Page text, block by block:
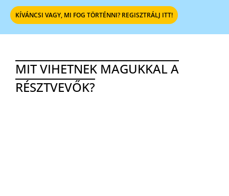
KÍVÁNCSI VAGY, MI FOG TÖRTÉNNI? REGISZTRÁLJ ITT!
MIT VIHETNEK MAGUKKAL A
RÉSZTVEVŐK?